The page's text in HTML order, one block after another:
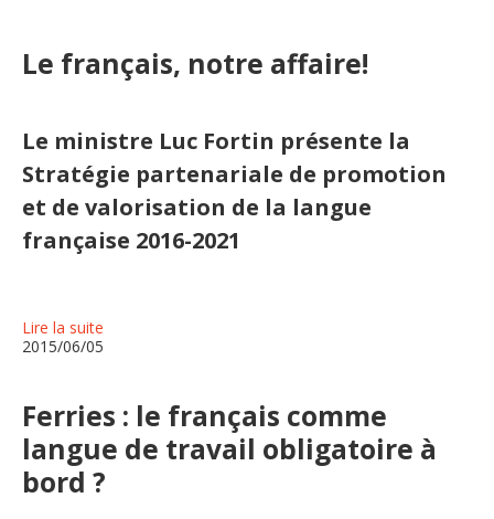
Le français, notre affaire!
Le ministre Luc Fortin présente la
Stratégie partenariale de promotion
et de valorisation de la langue
française 2016-2021
Lire la suite
2015/06/05
Ferries : le français comme
langue de travail obligatoire à
bord ?